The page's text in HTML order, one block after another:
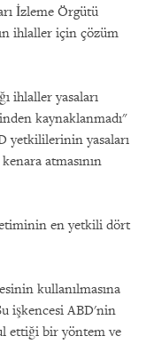
İzleme Örgütü
ihlaller için çözüm
ihlaller yasaları
kaynaklanmadı"
yetkililerinin yasaları
atmasının
en yetkili dört
kullanılmasına
işkencesi ABD'nin
ettiği bir yöntem ve